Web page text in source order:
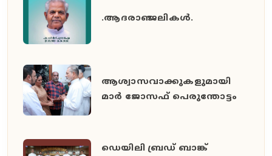
.ആദരാഞ്ജലികൾ.
ആശ്വാസവാക്കുകളുമായി
മാർ ജോസഫ് പെരുന്തോട്ടം
ഡെയിലി ബ്രഡ് ബാങ്ക്